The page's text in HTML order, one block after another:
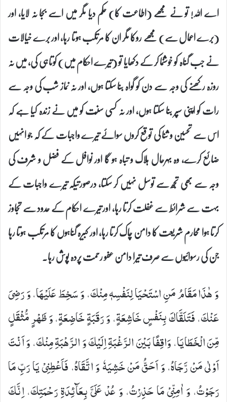
اے اللہ! تو نے مجھے (اطاعت کا) حکم دیا مگر میں اسے بجا نہ لایا، اور
(برے اعمال سے) مجھے روکا مگر ان کا مرتکب ہوتا رہا، اور برے خیالات
نے جب گناہ کو خوشنما کر کے دکھایا تو (تیرے احکام میں) کوتاہی کی، میں نہ
روزہ رکھنے کی وجہ سے دن کو گواہ بنا سکتا ہوں، اور نہ نماز شب کی وجہ سے
رات کو اپنی سپر بنا سکتا ہوں، اور نہ کسی سنّت کو میں نے زندہ کیا ہے کہ
اس سے تحسین و ثنا کی توقع کروں سوائے تیرے واجبات کے کہ جو انہیں
ضائع کرے، وہ بہرحال ہلاک و تباہ ہو گا اور نوافل کے فضل و شرف کی
وجہ سے بھی تجھ سے توسل نہیں کر سکتا، درصورتیکہ تیرے واجبات کے
بہت سے شرائط سے غفلت کرتا رہا، اور تیرے احکام کے حدود سے تجاوز
کرتا ہوا محارم شریعت کا دامن چاک کرتا رہا، اور کبیرہ گناہوں کا مرتکب ہوتا رہا
جن کی رسوائیوں سے صرف تیرا دامن عفو رحمت پردہ پوش رہا۔
وَ هٰذَا مَقَامُ مَنِ اسْتَحْیَا لِنَفْسِهٖ مِنْكَ، وَ سَخِطَ عَلَیْهَا، وَ رَضِیَ
عَنْكَ، فَتَلَقَّاكَ بِنَفْسٍ خَاشِعَةٍ، وَ رَقَبَةٍ خَاضِعَةٍ، وَ ظَهْرٍ مُّثْقَلٍ
مِّنَ الْخَطَایَا، وَاقِفًا بَیْنَ الرَّغْبَةِ اِلَیْكَ وَ الرَّهْبَةِ مِنْكَ، وَ اَنْتَ
اَوْلٰى مَنْ رَّجَاهُ، وَ اَحَقُّ مَنْ خَشِیَهٗ وَ اتَّقَاهُ، فَاَعْطِنِیْ یَا رَبِّ مَا
رَجَوْتُ، وَ اٰمِنِّیْ مَا حَذِرْتُ، وَ عُدْ عَلَیَّ بِعَآئِدَةِ رَحْمَتِكَ، اِنَّكَ